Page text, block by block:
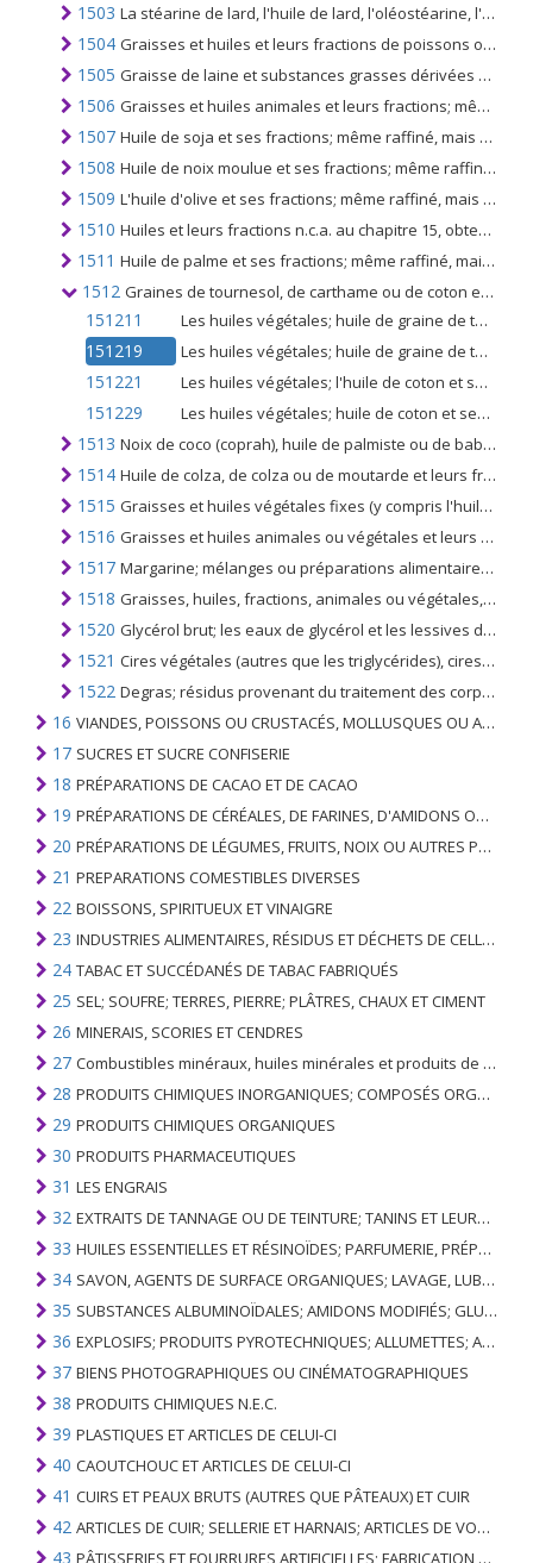
1503 La stéarine de lard, l'huile de lard, l'oléostéarine, l'oléo-huile et l'huile de suif; non émulsifié ou mélangé ou autrement préparé
1504 Graisses et huiles et leurs fractions de poissons ou de mammifères marins; même raffiné, mais non chimiquement modifié
1505 Graisse de laine et substances grasses dérivées de celle-ci (y compris la lanoline)
1506 Graisses et huiles animales et leurs fractions; même raffiné, mais non chimiquement modifié, n.c.a. au chapitre 15
1507 Huile de soja et ses fractions; même raffiné, mais non chimiquement modifié
1508 Huile de noix moulue et ses fractions; même raffiné, mais non chimiquement modifié
1509 L'huile d'olive et ses fractions; même raffiné, mais non chimiquement modifié
1510 Huiles et leurs fractions n.c.a. au chapitre 15, obtenus exclusivement à partir d'olives, même raffinées, mais non chimiquement modifiées, et mélanges de ces huiles ou fractions avec des huiles ou fractions du no. 1509
1511 Huile de palme et ses fractions; même raffiné, mais non chimiquement modifié
1512 Graines de tournesol, de carthame ou de coton et leurs fractions; même raffiné, mais non chimiquement modifié
151211 Les huiles végétales; huile de graine de tournesol ou de carthame et leurs fractions, brutes, non chimiquement modifiées
151219 Les huiles végétales; huile de graine de tournesol ou de carthame et leurs fractions, autres que brutes, même raffinées, mais non chimiquement modifiées
151221 Les huiles végétales; l'huile de coton et ses fractions; brut, même dépourvu de gossypol, non chimiquement modifié
151229 Les huiles végétales; huile de coton et ses fractions, autres que brutes, même raffinées, mais non chimiquement modifiées
1513 Noix de coco (coprah), huile de palmiste ou de babassu et leurs fractions; même raffiné, mais non chimiquement modifié
1514 Huile de colza, de colza ou de moutarde et leurs fractions; même raffiné, mais non chimiquement modifié
1515 Graisses et huiles végétales fixes (y compris l'huile de jojoba) et leurs fractions, même raffinées; mais pas chimiquement modifié
1516 Graisses et huiles animales ou végétales et leurs fractions; partiellement ou totalement hydrogénés, interestérifiés, réestérifiés ou élaïdinisés, même raffinés, mais non autrement préparés
1517 Margarine; mélanges ou préparations alimentaires de graisses ou d'huiles animales ou végétales ou de fractions de différentes graisses ou huiles du présent chapitre, autres que les graisses et huiles alimentaires du no. 1516
1518 Graisses, huiles, fractions, animales ou végétales, modifiées de quelque manière que ce soit, à l'exclusion des nos. 1516; versions non comestibles de graisses animales ou végétales, d'huiles ou de fractions de ce chapitre, n.c.a. ou inclus
1520 Glycérol brut; les eaux de glycérol et les lessives de glycérol
1521 Cires végétales (autres que les triglycérides), cires d'abeilles, autres cires d'insectes et spermaceti; si raffiné ou coloré
1522 Degras; résidus provenant du traitement des corps gras ou des cires animales ou végétales
16 VIANDES, POISSONS OU CRUSTACÉS, MOLLUSQUES OU AUTRES INVERTÉBRÉS AQUATIQUES; PRÉPARATIONS DE CELLES-CI
17 SUCRES ET SUCRE CONFISERIE
18 PRÉPARATIONS DE CACAO ET DE CACAO
19 PRÉPARATIONS DE CÉRÉALES, DE FARINES, D'AMIDONS OU DE LAIT; PRODUITS DE PATISSERIE
20 PRÉPARATIONS DE LÉGUMES, FRUITS, NOIX OU AUTRES PARTIES DE PLANTES
21 PREPARATIONS COMESTIBLES DIVERSES
22 BOISSONS, SPIRITUEUX ET VINAIGRE
23 INDUSTRIES ALIMENTAIRES, RÉSIDUS ET DÉCHETS DE CELLES-CI; FOURRAGE ANIMAL PRÉPARÉ
24 TABAC ET SUCCÉDANÉS DE TABAC FABRIQUÉS
25 SEL; SOUFRE; TERRES, PIERRE; PLÂTRES, CHAUX ET CIMENT
26 MINERAIS, SCORIES ET CENDRES
27 Combustibles minéraux, huiles minérales et produits de leur distillation; SUBSTANCES BITUMINEUSES; CIRES MINÉRALES
28 PRODUITS CHIMIQUES INORGANIQUES; COMPOSÉS ORGANIQUES ET INORGANIQUES DE MÉTAUX PRÉCIEUX; DE MÉTAUX DES TERRES RARES, D'ÉLÉMENTS RADIOACTIFS ET D'ISOTOPES
29 PRODUITS CHIMIQUES ORGANIQUES
30 PRODUITS PHARMACEUTIQUES
31 LES ENGRAIS
32 EXTRAITS DE TANNAGE OU DE TEINTURE; TANINS ET LEURS DERIVES; COLORANTS, PIGMENTS ET AUTRES MATIERES COLORANTES; PEINTURES, VERNIS; MASTIC, AUTRES MASTIQUES; ENCRES
33 HUILES ESSENTIELLES ET RÉSINOÏDES; PARFUMERIE, PRÉPARATIONS COSMÉTIQUES OU DE TOILETTE
34 SAVON, AGENTS DE SURFACE ORGANIQUES; LAVAGE, LUBRIFICATION, POLISSAGE OU PRÉPARATION À L'ÉPURATION; CIRES ARTIFICIELLES OU PRÉPARÉES, BOUGIES ET ARTICLES SIMILAIRES, PÂTES À MODÉLISER, CIRES DENTAIRES ET PRÉPARATIONS DENTAIRES À BASE DE PLÂTRE
35 SUBSTANCES ALBUMINOÏDALES; AMIDONS MODIFIÉS; GLUES; ENZYMES
36 EXPLOSIFS; PRODUITS PYROTECHNIQUES; ALLUMETTES; ALLIAGES PYROPHORIQUES; CERTAINES PRÉPARATIONS COMBUSTIBLES
37 BIENS PHOTOGRAPHIQUES OU CINÉMATOGRAPHIQUES
38 PRODUITS CHIMIQUES N.E.C.
39 PLASTIQUES ET ARTICLES DE CELUI-CI
40 CAOUTCHOUC ET ARTICLES DE CELUI-CI
41 CUIRS ET PEAUX BRUTS (AUTRES QUE PÂTEAUX) ET CUIR
42 ARTICLES DE CUIR; SELLERIE ET ​​HARNAIS; ARTICLES DE VOYAGE, SACS À MAIN ET RÉCIPIENTS ANALOGUES; ARTICLES DE GUT ANIMAL (AUTRE QUE GUT DE SOIE-VERT)
43 PÂTISSERIES ET FOURRURES ARTIFICIELLES; FABRICATION DE CELLES-CI